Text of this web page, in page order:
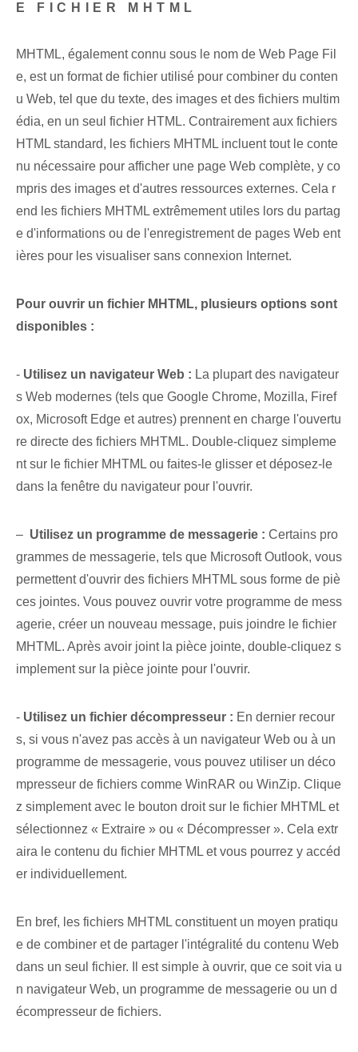
E FICHIER MHTML
MHTML, également connu sous le nom de Web Page Fil
e, est un format de fichier utilisé pour combiner du conten
u Web, tel que du texte, des images et des fichiers multim
édia, en un seul fichier HTML. Contrairement aux fichiers
HTML standard, les fichiers MHTML incluent tout le conte
nu nécessaire pour afficher une page Web complète, y co
mpris des images et d'autres ressources externes. Cela r
end les fichiers MHTML extrêmement utiles lors du partag
e d'informations ou de l'enregistrement de pages Web ent
ières pour les visualiser sans connexion Internet.
Pour ouvrir un fichier MHTML, plusieurs options sont
disponibles :
- Utilisez un navigateur Web : La plupart des navigateur
s Web modernes (tels que Google Chrome, Mozilla, Firef
ox, Microsoft Edge et autres) prennent en charge l'ouvertu
re directe des fichiers MHTML. Double-cliquez simpleme
nt sur le fichier MHTML ou faites-le glisser et déposez-le
dans la fenêtre du navigateur pour l'ouvrir.
– ⁤ Utilisez un programme de messagerie : Certains pro
grammes de messagerie, tels que Microsoft Outlook, vous
permettent d'ouvrir des fichiers MHTML sous forme de piè
ces jointes. Vous pouvez ouvrir votre programme de mess
agerie, créer un nouveau message, puis joindre le fichier
MHTML. Après avoir joint la pièce jointe, double-cliquez s
implement sur la pièce jointe pour l'ouvrir.
- Utilisez un fichier ⁤décompresseur⁤ : En dernier recour
s, si vous n'avez pas accès à un navigateur Web ou à un
programme de messagerie, vous pouvez utiliser un déco
mpresseur de fichiers comme WinRAR ou WinZip. Clique
z simplement avec le bouton droit sur le fichier MHTML et
sélectionnez « Extraire » ou « Décompresser ». Cela extr
aira le contenu du fichier MHTML et vous pourrez y accéd
er individuellement.
En bref, les fichiers MHTML constituent un moyen pratiqu
e de combiner et de partager l'intégralité du contenu Web
dans un seul fichier. Il est simple à ouvrir, que ce soit via u
n navigateur Web, un programme de messagerie ou un d
écompresseur de fichiers.